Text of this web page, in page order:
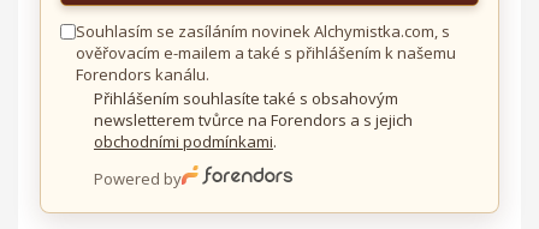
Souhlasím se zasíláním novinek Alchymistka.com, s
ověřovacím e-mailem a také s přihlášením k našemu
Forendors kanálu.
Přihlášením souhlasíte také s obsahovým
newsletterem tvůrce na Forendors a s jejich
obchodními podmínkami.
Powered by
Odebírat novinky zdarma